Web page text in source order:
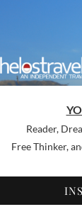
Reader,
Free Thinker,